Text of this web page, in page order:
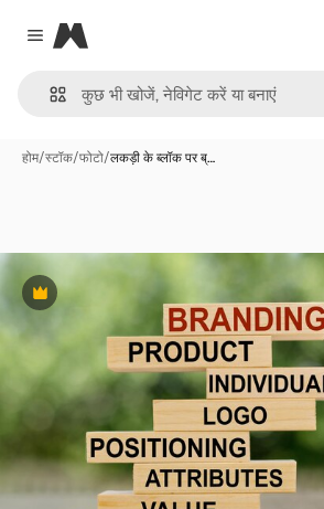
Close menu
Magnific
होम/स्टॉक/फोटो/लकड़ी के ब्लॉक पर ब्…
Premium